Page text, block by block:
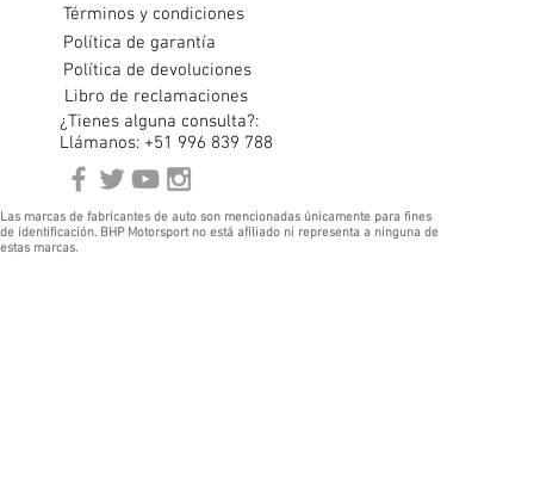
Términos y condiciones
Política de garantía
Política de devoluciones
Libro de reclamaciones
¿Tienes alguna consulta?:
Llámanos: +51 996 839 788
Las marcas de fabricantes de auto son mencionadas únicamente para fines
de identificación. BHP Motorsport no está afiliado ni representa a ninguna de
estas marcas.